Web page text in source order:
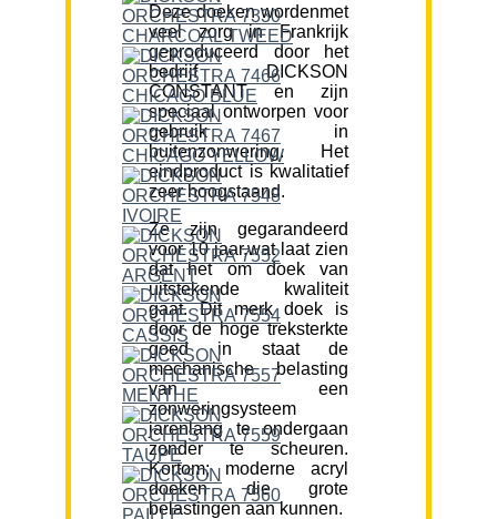
Deze doeken wordenmet
veel zorg in Frankrijk
geproduceerd door het
bedrijf DICKSON
CONSTANT en zijn
speciaal ontworpen voor
gebruik in
buitenzonwering. Het
eindproduct is kwalitatief
zeer hoogstaand.
Ze zijn gegarandeerd
voor 10 jaar,wat laat zien
dat het om doek van
uitstekende kwaliteit
gaat. Dit merk doek is
door de hoge treksterkte
goed in staat de
mechanische belasting
van een
zonweringsysteem
jarenlang te ondergaan
zonder te scheuren.
Kortom; moderne acryl
doeken die grote
belastingen aan kunnen.